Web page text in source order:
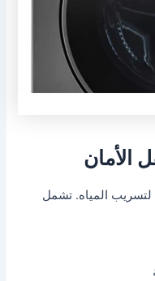
الأمان
لتسريب المياه. تشمل